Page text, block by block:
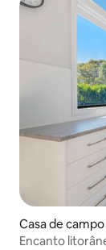
Casa de
Encanto